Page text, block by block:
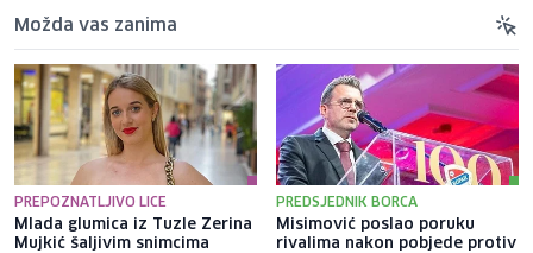
Možda vas zanima
PREPOZNATLJIVO LICE
Mlada glumica iz Tuzle Zerina
Mujkić šaljivim snimcima
PREDSJEDNIK BORCA
Misimović poslao poruku
rivalima nakon pobjede protiv